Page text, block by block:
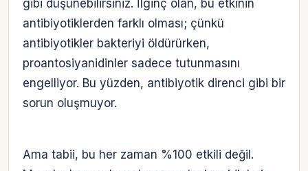
gibi düşünebilirsiniz. İlginç olan, bu etkinin
antibiyotiklerden farklı olması; çünkü
antibiyotikler bakteriyi öldürürken,
proantosiyanidinler sadece tutunmasını
engelliyor. Bu yüzden, antibiyotik direnci gibi bir
sorun oluşmuyor.
Ama tabii, bu her zaman %100 etkili değil.